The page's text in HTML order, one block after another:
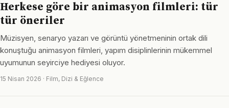
Herkese göre bir animasyon filmleri: tür
tür öneriler
Müzisyen, senaryo yazarı ve görüntü yönetmeninin ortak dili
konuştuğu animasyon filmleri, yapım disiplinlerinin mükemmel
uyumunun seyirciye hediyesi oluyor.
15 Nisan 2026 · Film, Dizi & Eğlence